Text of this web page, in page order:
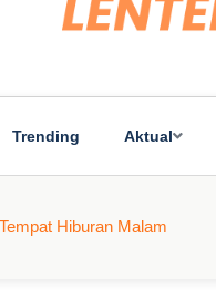
Trending Aktual
Hiburan Malam